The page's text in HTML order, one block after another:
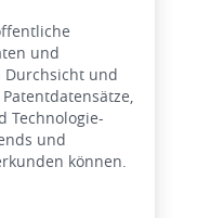
und
Durchsicht und
Technologie-
und
können.